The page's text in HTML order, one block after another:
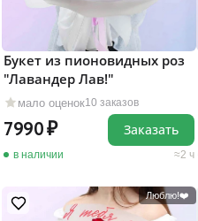
мало оценок10 заказов
Букет из пионовидных роз
"Лавандер Лав!"
7990
в наличии 2 ч
Заказать
Люблю!❤️